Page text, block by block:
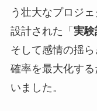
う壮大なプロジ
設計された「 実験
そして感情の揺
確率を最大化す
いました。